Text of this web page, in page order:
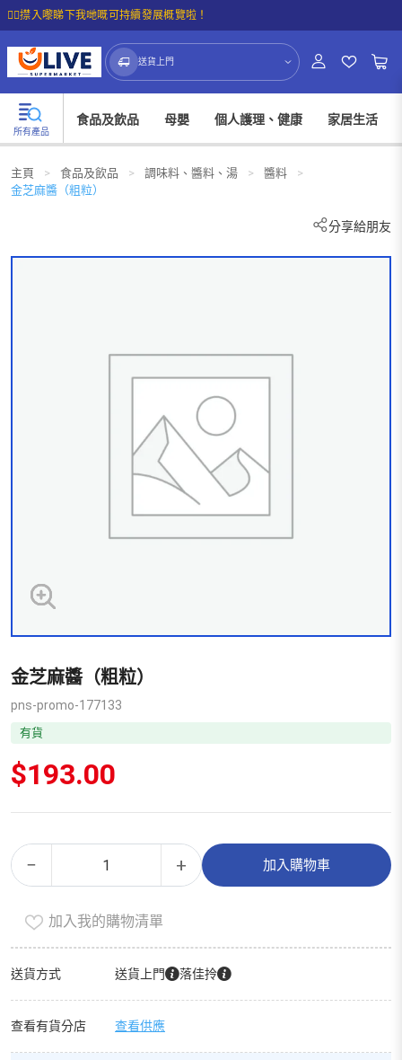
☝🏼㩒入嚟睇下我哋嘅可持續發展概覽啦！
送貨上門
所有產品
食品及飲品 母嬰 個人護理、健康 家居生活
主頁 > 食品及飲品 > 調味料、醬料、湯 > 醬料
>
金芝麻醬（粗粒）
分享給朋友
金芝麻醬（粗粒）
pns-promo-177133
有貨
$193.00
−
金
芝
（粗
粒）
+ 加入購物車
Alternative:
加入我的購物清單
送貨方式 送貨上門 落佳拎
查看有貨分店 查看供應